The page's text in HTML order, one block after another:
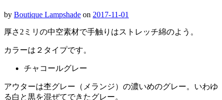
by Boutique Lampshade on 2017-11-01
厚さ2ミリの中空素材で手触りはストレッチ綿のよう。
カラーは２タイプです。
チャコールグレー
アウターは杢グレー（メランジ）の濃いめのグレー。いわゆ
る白と黒を混ぜてできたグレー。